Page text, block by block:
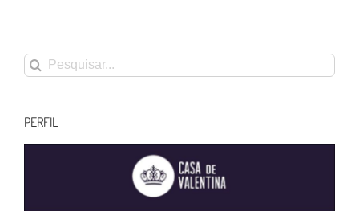
Buscar
resultados
PERFIL